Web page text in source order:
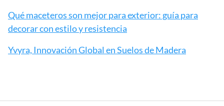
Qué maceteros son mejor para exterior: guía para
decorar con estilo y resistencia
Yvyra, Innovación Global en Suelos de Madera